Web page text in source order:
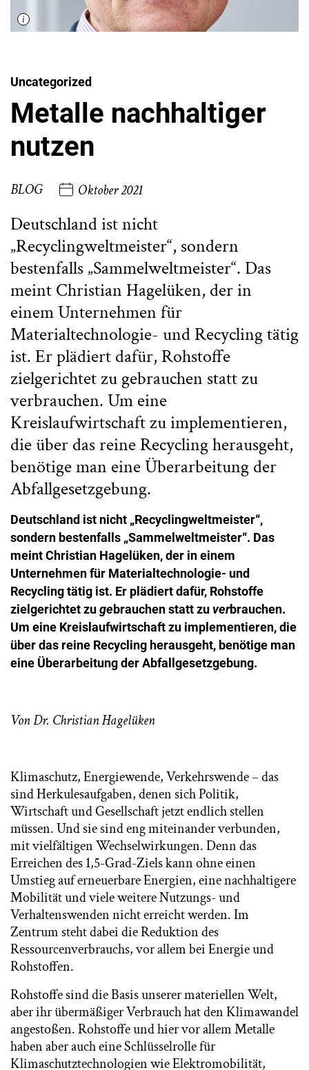
Uncategorized
Metalle nachhaltiger
nutzen
BLOG Oktober 2021
Deutschland ist nicht
„Recyclingweltmeister“, sondern
bestenfalls „Sammelweltmeister“. Das
meint Christian Hagelüken, der in
einem Unternehmen für
Materialtechnologie- und Recycling tätig
ist. Er plädiert dafür, Rohstoffe
zielgerichtet zu gebrauchen statt zu
verbrauchen. Um eine
Kreislaufwirtschaft zu implementieren,
die über das reine Recycling herausgeht,
benötige man eine Überarbeitung der
Abfallgesetzgebung.
Deutschland ist nicht „Recyclingweltmeister“,
sondern bestenfalls „Sammelweltmeister“. Das
meintChristian Hagelüken, der in einem
Unternehmen für Materialtechnologie- und
Recycling tätig ist. Er plädiert dafür, Rohstoffe
zielgerichtet zugebrauchen statt zuverbrauchen.
Um eine Kreislaufwirtschaft zu implementieren, die
über das reine Recycling herausgeht, benötige man
eine Überarbeitung der Abfallgesetzgebung.
Von Dr. Christian Hagelüken
Klimaschutz, Energiewende, Verkehrswende – das
sind Herkulesaufgaben, denen sich Politik,
Wirtschaft und Gesellschaft jetzt endlich stellen
müssen. Und sie sind eng miteinander verbunden,
mit vielfältigen Wechselwirkungen. Denn das
Erreichen des 1,5-Grad-Ziels kann ohne einen
Umstieg auf erneuerbare Energien, eine nachhaltigere
Mobilität und viele weitere Nutzungs- und
Verhaltenswenden nicht erreicht werden. Im
Zentrum steht dabei die Reduktion des
Ressourcenverbrauchs, vor allem bei Energie und
Rohstoffen.
Rohstoffe sind die Basis unserer materiellen Welt,
aber ihr übermäßiger Verbrauch hat den Klimawandel
angestoßen. Rohstoffe und hier vor allem Metalle
haben aber auch eine Schlüsselrolle für
Klimaschutztechnologien wie Elektromobilität,